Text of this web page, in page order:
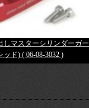
しマスターシリンダーガー
ッド) ( 06-08-3032 )